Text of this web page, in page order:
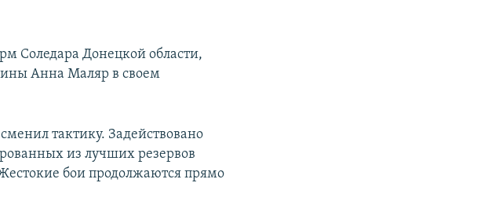
Соледара Донецкой области,
Анна Маляр в своем
тактику. Задействовано
из лучших резервов
бои продолжаются прямо